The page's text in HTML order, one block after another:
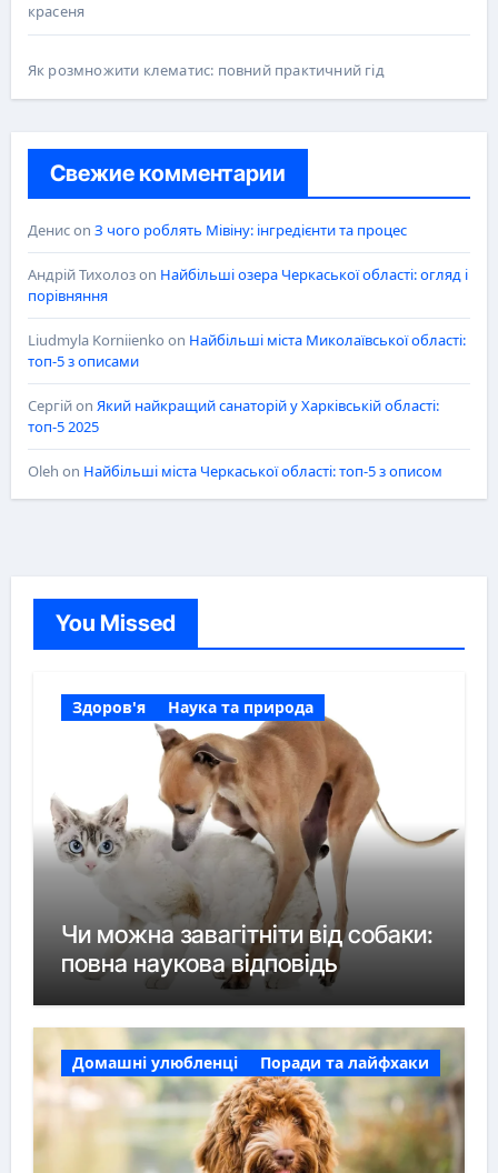
красеня
Як розмножити клематис: повний практичний гід
Свежие комментарии
Денисon З чого роблять Мівіну: інгредієнти та процес
Андрій Тихолозon Найбільші озера Черкаської області: огляд і
порівняння
Liudmyla Korniienko on Найбільші міста Миколаївської області:
топ-5 з описами
Сергійon Який найкращий санаторій у Харківській області:
топ-5 2025
Oleh on Найбільші міста Черкаської області: топ-5 з описом
You Missed
Здоров'я Наука та природа
Чи можна завагітніти від собаки:
повна наукова відповідь
Домашні улюбленці Поради та лайфхаки